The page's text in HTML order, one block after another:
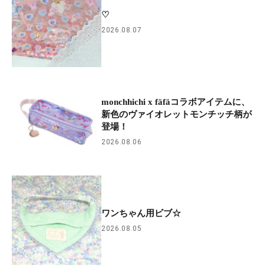
♡
2026.08.07
monchhichi x fäfäコラボアイテムに、
新色のヴァイオレットモンチッチ柄が
登場！
2026.08.06
ワンちゃん用ビブ☆
2026.08.05